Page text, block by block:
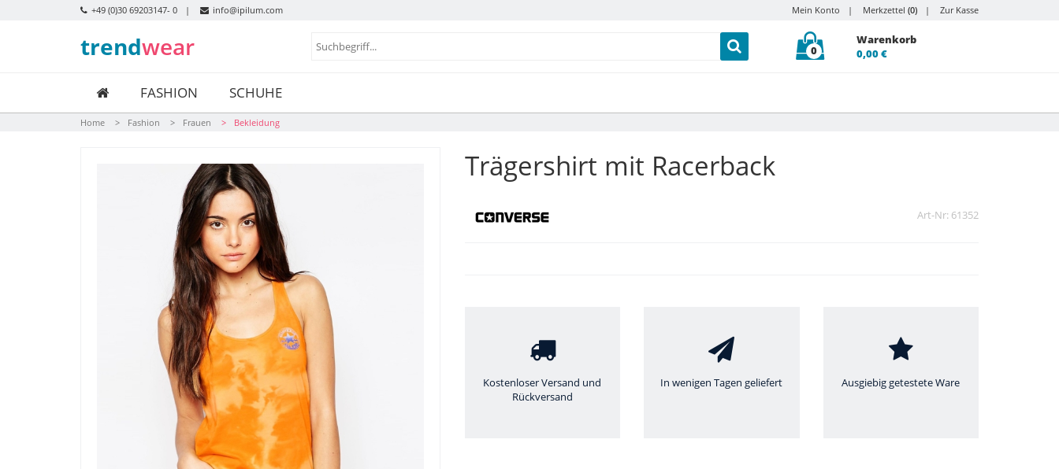
+49 (0)30 69203147- 0 info@ipilum.com Mein Konto Merkzettel (0) Zur Kasse
trendwear 0
Warenkorb
0,00 €
FASHION SCHUHE
Home Fashion Frauen Bekleidung
Trägershirt mit Racerback
Art-Nr: 61352
Kostenloser Versand und
Rückversand
In wenigen Tagen geliefert Ausgiebig getestete Ware